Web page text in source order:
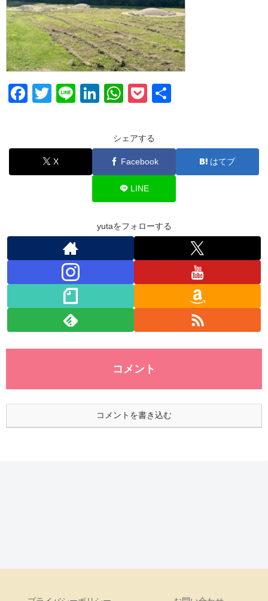
F
e
b
T
er
Li
Li
e
dI
W
at
s
A
p
p
P
ck
et
シェアする
X Facebook はてブ
LINE
yutaをフォローする
コメント
コメントを書き込む